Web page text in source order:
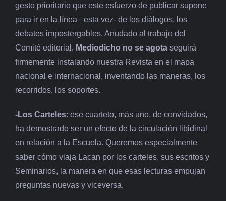
gesto prioritario que este esfuerzo de publicar supone
para ir en la línea –esta vez- de los diálogos, los
debates impostergables. Anudado al trabajo del
Comité editorial, Mediodicho no se agota seguirá
firmemente instalando nuestra Revista en el mapa
nacional e internacional, inventando las maneras, los
recorridos, los soportes.
-Los Carteles: ese cuarteto, más uno, de convidados,
ha demostrado ser un efecto de la circulación libidinal
en relación a la Escuela. Queremos especialmente
saber cómo viaja Lacan por los carteles, sus escritos y
Seminarios, la manera en que esas lecturas empujan
preguntas nuevas y viceversa.